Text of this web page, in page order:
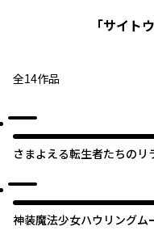
「サイト
全14作品
さまよえる転生者たちのリ
神装魔法少女ハウリングム